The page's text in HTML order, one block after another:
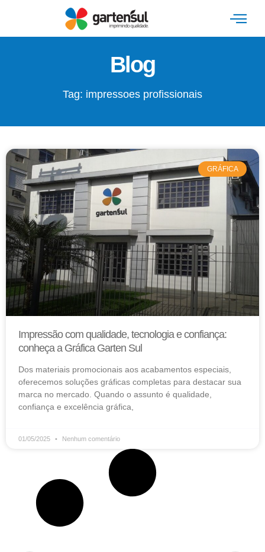
Blog
Tag: impressoes profissionais
GRÁFICA
Impressão com qualidade, tecnologia e confiança:
conheça a Gráfica Garten Sul
Dos materiais promocionais aos acabamentos especiais,
oferecemos soluções gráficas completas para destacar sua
marca no mercado. Quando o assunto é qualidade,
confiança e excelência gráfica,
01/05/2025 Nenhum comentário